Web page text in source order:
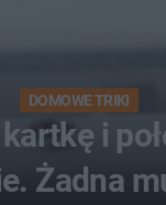
DOMOWE TRIKI
i
Żadna